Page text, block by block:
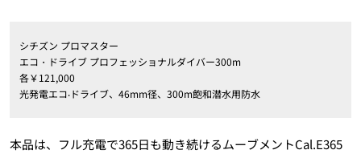
シチズン プロマスター
エコ・ドライブ プロフェッショナルダイバー300m
各￥121,000
光発電エコ‧ドライブ、46mm径、300m飽和潜水用防水
本品は、フル充電で365日も動き続けるムーブメントCal.E365